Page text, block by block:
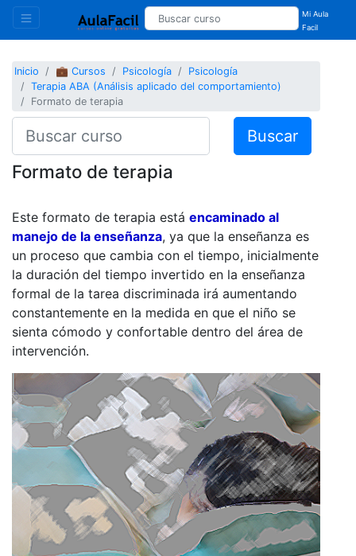
Mi Aula
Facil
Inicio 💼 Cursos Psicología
Psicología
Terapia ABA (Análisis aplicado del comportamiento)
Formato de terapia
Buscar
Formato de terapia
Este formato de terapia está encaminado al
manejo de la enseñanza, ya que la enseñanza es
un proceso que cambia con el tiempo, inicialmente
la duración del tiempo invertido en la enseñanza
formal de la tarea discriminada irá aumentando
constantemente en la medida en que el niño se
sienta cómodo y confortable dentro del área de
intervención.